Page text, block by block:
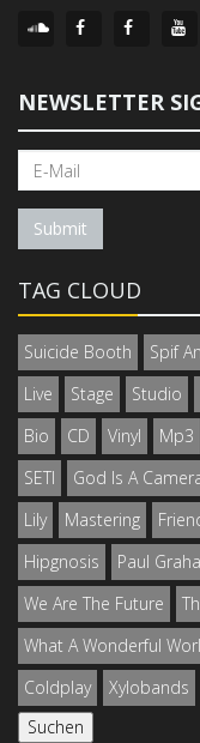
NEWSLETTER
Submit
TAG CLOUD
Suicide Booth Spif
Live
Stage Studio
Bio
CD Vinyl Mp3
SETI
God Is A
Lily
Mastering
Hipgnosis
Paul
We Are The Future
What A Wonderful
Coldplay
Xylobands